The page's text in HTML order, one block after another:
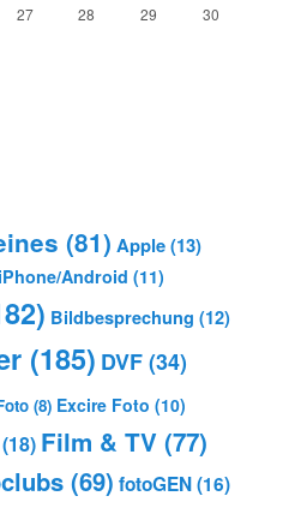
27 28 29
30
(81) Apple(13)
Android (11)
Bildbesprechung (12)
(185) DVF (34)
(8) Excire Foto (10)
(18) Film & TV (77)
(69) fotoGEN(16)